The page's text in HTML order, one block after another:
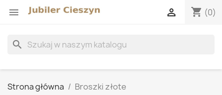
 shopping_cart (0)

search
Strona główna Broszki złote